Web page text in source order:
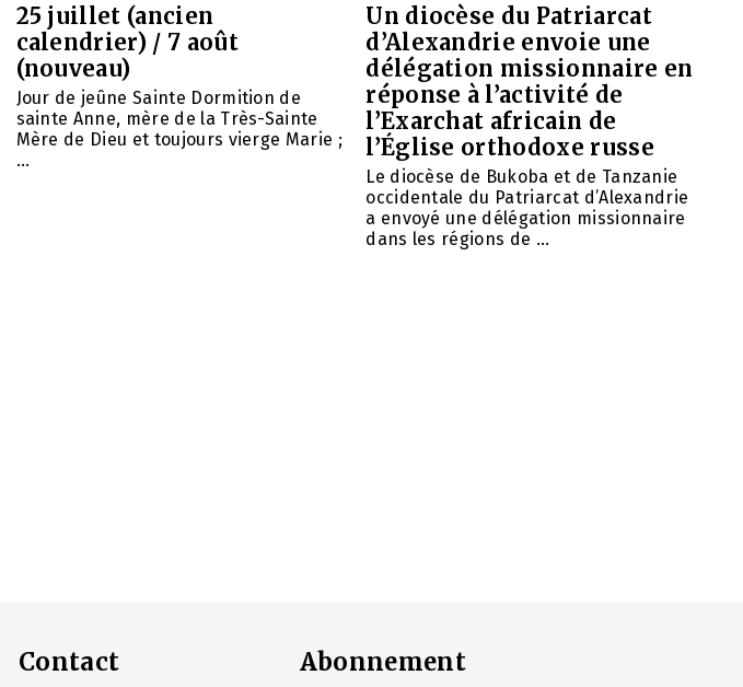
25 juillet (ancien
calendrier) / 7 août
(nouveau)
Jour de jeûne Sainte Dormition de
sainte Anne, mère de la Très-Sainte
Mère de Dieu et toujours vierge Marie ;
...
Un diocèse du Patriarcat
d’Alexandrie envoie une
délégation missionnaire en
réponse à l’activité de
l’Exarchat africain de
l’Église orthodoxe russe
Le diocèse de Bukoba et de Tanzanie
occidentale du Patriarcat d’Alexandrie
a envoyé une délégation missionnaire
dans les régions de ...
Contact Abonnement